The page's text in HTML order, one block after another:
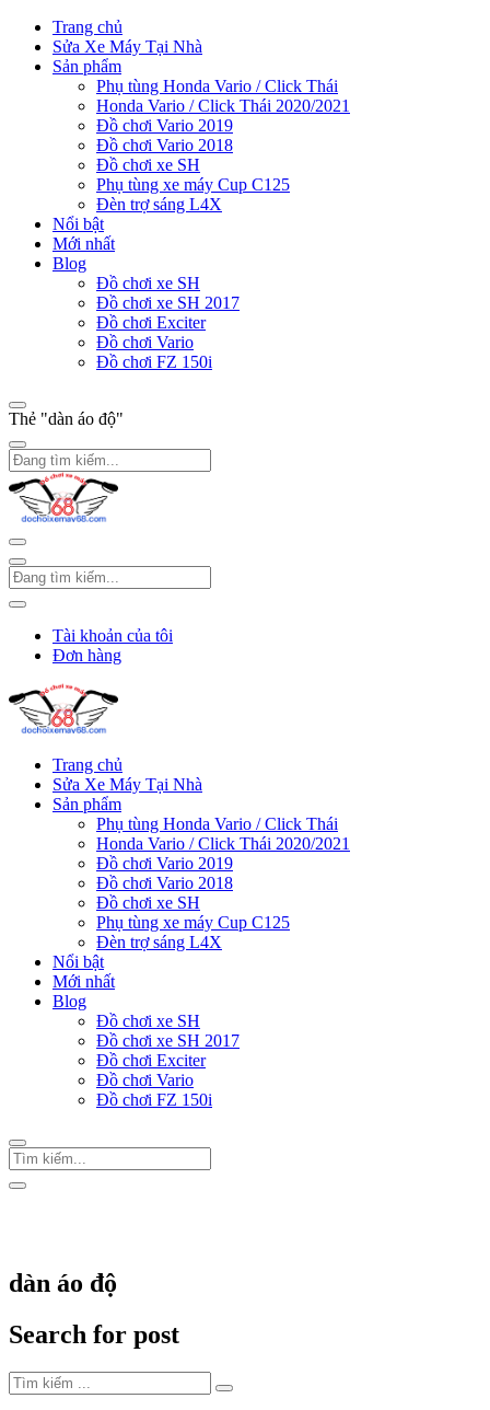
Trang chủ
Sửa Xe Máy Tại Nhà
Sản phẩm
Phụ tùng Honda Vario / Click Thái
Honda Vario / Click Thái 2020/2021
Đồ chơi Vario 2019
Đồ chơi Vario 2018
Đồ chơi xe SH
Phụ tùng xe máy Cup C125
Đèn trợ sáng L4X
Nổi bật
Mới nhất
Blog
Đồ chơi xe SH
Đồ chơi xe SH 2017
Đồ chơi Exciter
Đồ chơi Vario
Đồ chơi FZ 150i
Thẻ "dàn áo độ"
Tài khoản của tôi
Đơn hàng
Trang chủ
Sửa Xe Máy Tại Nhà
Sản phẩm
Phụ tùng Honda Vario / Click Thái
Honda Vario / Click Thái 2020/2021
Đồ chơi Vario 2019
Đồ chơi Vario 2018
Đồ chơi xe SH
Phụ tùng xe máy Cup C125
Đèn trợ sáng L4X
Nổi bật
Mới nhất
Blog
Đồ chơi xe SH
Đồ chơi xe SH 2017
Đồ chơi Exciter
Đồ chơi Vario
Đồ chơi FZ 150i
dàn áo độ
Search for post